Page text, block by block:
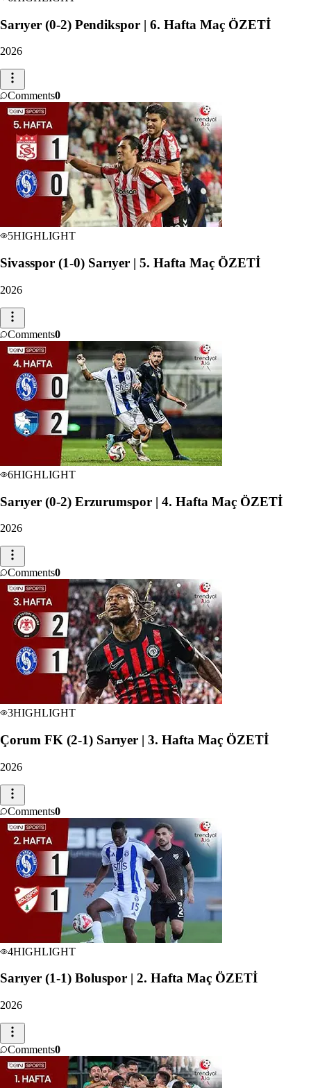
Sarıyer (0-2) Pendikspor | 6. Hafta Maç ÖZETİ
2026
Comments0
5HIGHLIGHT
Sivasspor (1-0) Sarıyer | 5. Hafta Maç ÖZETİ
2026
Comments0
6HIGHLIGHT
Sarıyer (0-2) Erzurumspor | 4. Hafta Maç ÖZETİ
2026
Comments0
3HIGHLIGHT
Çorum FK (2-1) Sarıyer | 3. Hafta Maç ÖZETİ
2026
Comments0
4HIGHLIGHT
Sarıyer (1-1) Boluspor | 2. Hafta Maç ÖZETİ
2026
Comments0